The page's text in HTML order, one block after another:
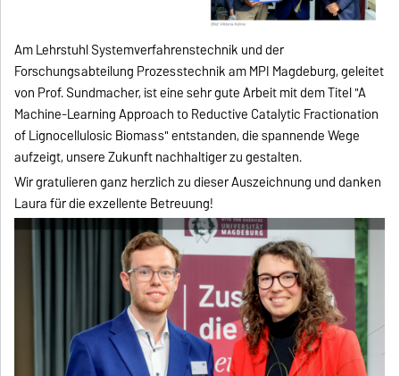
Am Lehrstuhl Systemverfahrenstechnik und der
Forschungsabteilung Prozesstechnik am MPI Magdeburg, geleitet
von Prof. Sundmacher, ist eine sehr gute Arbeit mit dem Titel "A
Machine-Learning Approach to Reductive Catalytic Fractionation
of Lignocellulosic Biomass" entstanden, die spannende Wege
aufzeigt, unsere Zukunft nachhaltiger zu gestalten.
Wir gratulieren ganz herzlich zu dieser Auszeichnung und danken
Laura für die exzellente Betreuung!